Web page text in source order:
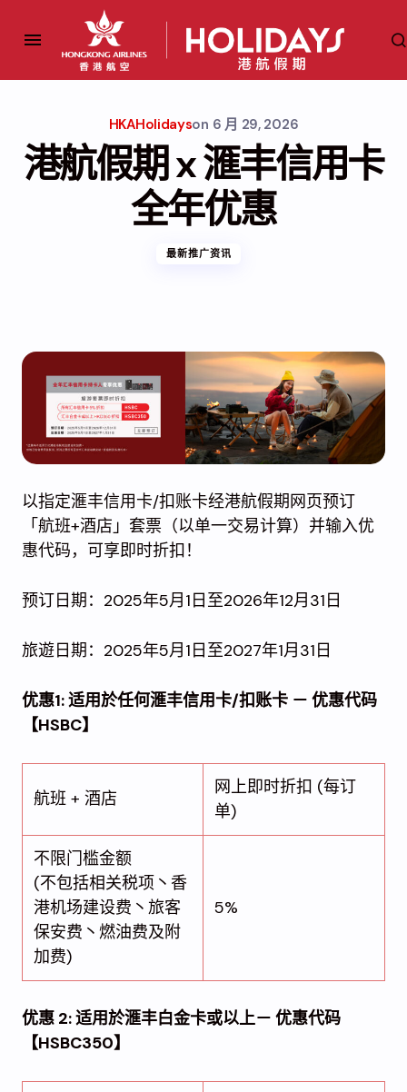
HKAHolidayson 6 月 29, 2026
港航假期 x 滙丰信用卡
全年优惠
最新推广资讯
以指定滙丰信用卡/扣账卡经港航假期网页预订
「航班+酒店」套票（以单一交易计算）并输入优
惠代码，可享即时折扣！
预订日期：2025年5月1日至2026年12月31日
旅遊日期：2025年5月1日至2027年1月31日
优惠1: 适用於任何滙丰信用卡/扣账卡 － 优惠代码
【HSBC】
航班 + 酒店
网上即时折扣 (每订
单)
不限门槛金额
(不包括相关税项丶香
港机场建设费丶旅客
保安费丶燃油费及附
加费)
5%
优惠 2: 适用於滙丰白金卡或以上－ 优惠代码
【HSBC350】